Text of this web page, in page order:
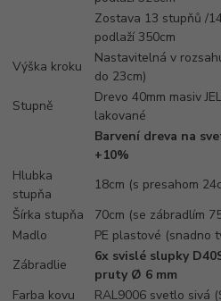
Zostava 13 stupňů /
podlaží 350cm
Výška kroku
Nastavitelná v
do 23cm)
Stupně
Drevo 40mm masiv
lakované
Barvení dreva na
+10%
Hlubka
stupňa
18cm (s presahom
Šírka stupňa
70cm (se zábradlím
Madlo
PE plastové (snadno
Zábradlie
6x svislé slupky
pruty Ø 6 mm
Farba kovu
RAL9006 svetlo sivá